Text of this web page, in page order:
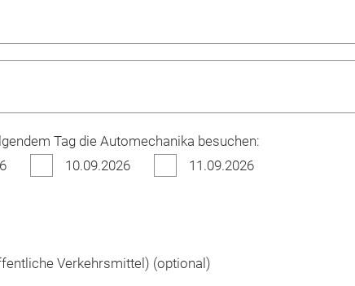
Tag die Automechanika besuchen:
10.09.2026 11.09.2026
Verkehrsmittel) (optional)